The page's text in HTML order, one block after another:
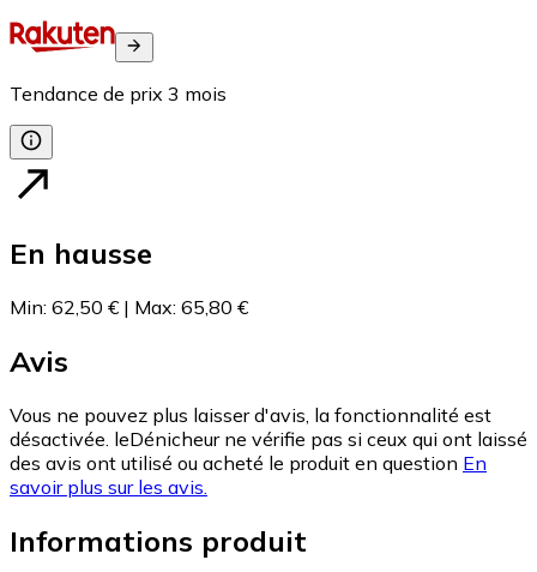
Tendance de prix 3 mois
En hausse
Min: 62,50 € | Max: 65,80 €
Avis
Vous ne pouvez plus laisser d'avis, la fonctionnalité est
désactivée. leDénicheur ne vérifie pas si ceux qui ont laissé
des avis ont utilisé ou acheté le produit en question En
savoir plus sur les avis.
Informations produit